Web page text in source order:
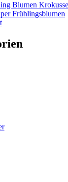
Blumen
Frühlingsblumen